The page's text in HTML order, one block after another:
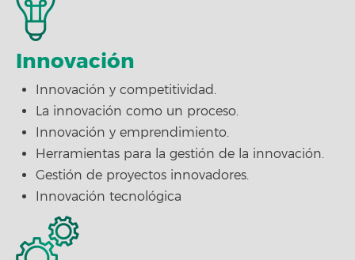
Innovación
Innovación y competitividad.
La innovación como un proceso.
Innovación y emprendimiento.
Herramientas para la gestión de la innovación.
Gestión de proyectos innovadores.
Innovación tecnológica